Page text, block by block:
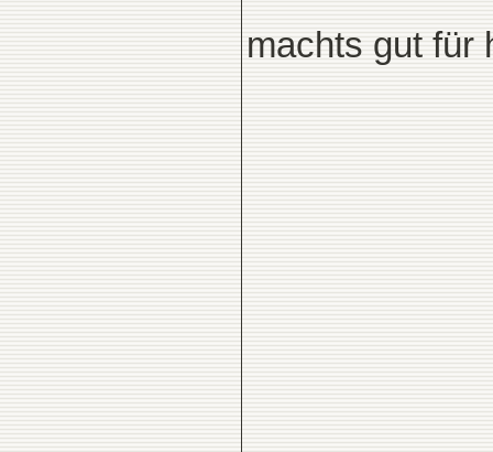
machts gut für